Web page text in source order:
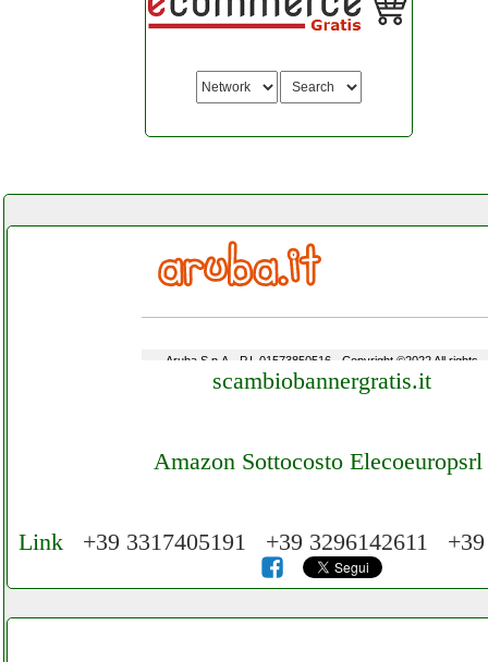
scambiobannergratis.it
Amazon Sottocosto Elecoeuropsrl
Cerchiamo Collaboratori per Lavoro nel
3.000 € Mese
Link +39 3317405191 +39 3296142611